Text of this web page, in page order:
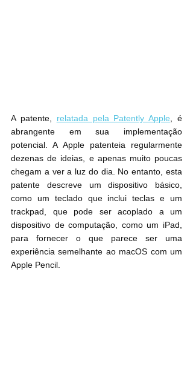
A patente, relatada pela Patently Apple , é
abrangente em sua implementação
potencial. A Apple patenteia regularmente
dezenas de ideias, e apenas muito poucas
chegam a ver a luz do dia. No entanto, esta
patente descreve um dispositivo básico,
como um teclado que inclui teclas e um
trackpad, que pode ser acoplado a um
dispositivo de computação, como um ‌iPad‌,
para fornecer o que parece ser uma
experiência semelhante ao macOS com um
Apple Pencil.